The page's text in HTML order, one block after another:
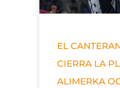
EL
CIERRA LA
ALIMERKA